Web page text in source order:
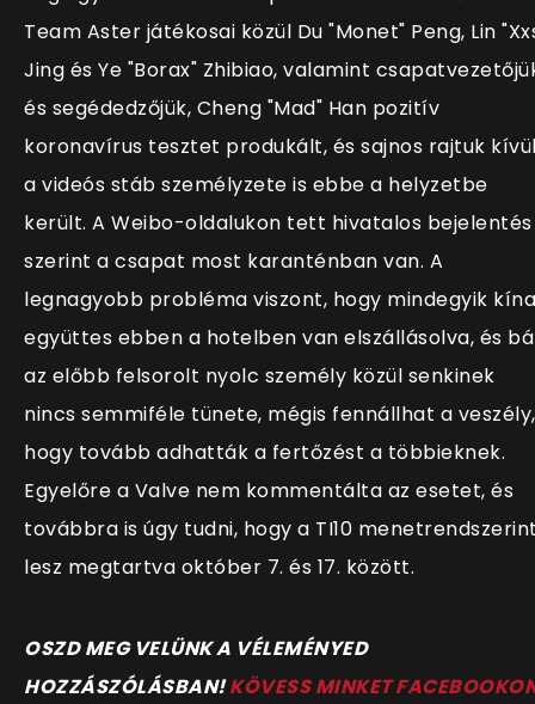
Team Aster játékosai közül Du "Monet" Peng, Lin
Jing és Ye "Borax" Zhibiao, valamint
és segédedzőjük, Cheng "Mad" Han pozitív
koronavírus tesztet produkált, és sajnos rajtuk
a videós stáb személyzete is ebbe a helyzetbe
került. A Weibo-oldalukon tett hivatalos bejelentés
szerint a csapat most karanténban van. A
legnagyobb probléma viszont, hogy mindegyik
együttes ebben a hotelben van elszállásolva, és
az előbb felsorolt nyolc személy közül senkinek
nincs semmiféle tünete, mégis fennállhat a veszély,
hogy tovább adhatták a fertőzést a többieknek.
Egyelőre a Valve nem kommentálta az esetet, és
továbbra is úgy tudni, hogy a TI10
lesz megtartva október 7. és 17. között.
OSZD MEG VELÜNK A VÉLEMÉNYED
HOZZÁSZÓLÁSBAN!KÖVESS MINKET